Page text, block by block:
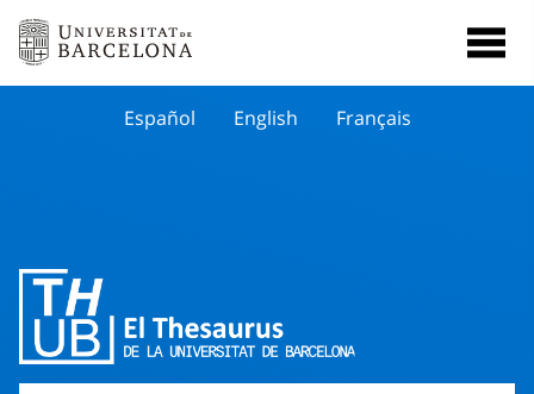
Español English Français